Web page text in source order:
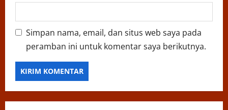
Simpan nama, email, dan situs web saya pada
peramban ini untuk komentar saya berikutnya.